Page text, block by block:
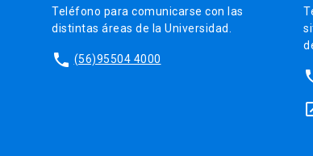
Teléfono para comunicarse con las
distintas áreas de la Universidad.
phone (56)95504 4000